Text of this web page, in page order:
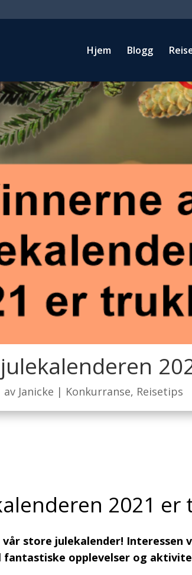
Hjem Blogg
av Janicke | Konkurranse, Reisetips
2021 er
store julekalender!
opplevelser og